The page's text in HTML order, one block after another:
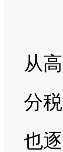
改
从
分
也